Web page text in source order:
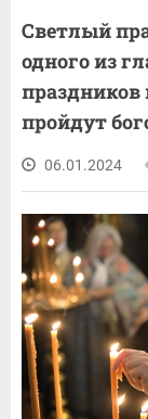
Светлый
одного из
праздников
пройдут
06.01.2024